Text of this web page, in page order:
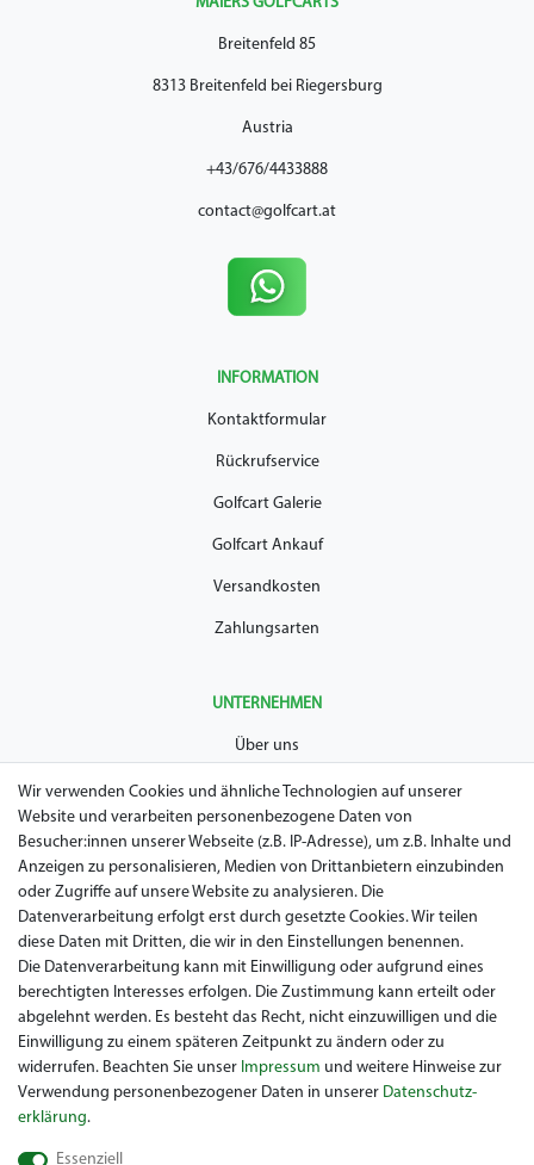
Breitenfeld 85
8313 Breitenfeld bei Riegersburg
Austria
+43/676/4433888
contact@golfcart.at
INFORMATION
Kontaktformular
Rückrufservice
Golfcart Galerie
Golfcart Ankauf
Versandkosten
Zahlungsarten
UNTERNEHMEN
Über uns
AGB
Datenschutz
Impressum
Widerrufsrecht
Garantie / Gewährleistung
Sie suchen ein gebrauchtes Golf Car? Maiers Golfcarts ist Ihr
Wir verwenden Cookies und ähnliche Technologien auf unserer
Website und verarbeiten personenbezogene Daten von
Besucher:innen unserer Webseite (z.B. IP-Adresse), um z.B. Inhalte und
Anzeigen zu personalisieren, Medien von Drittanbietern einzubinden
oder Zugriffe auf unsere Website zu analysieren. Die
Datenverarbeitung erfolgt erst durch gesetzte Cookies. Wir teilen
diese Daten mit Dritten, die wir in den Einstellungen benennen.
Die Datenverarbeitung kann mit Einwilligung oder aufgrund eines
berechtigten Interesses erfolgen. Die Zustimmung kann erteilt oder
abgelehnt werden. Es besteht das Recht, nicht einzuwilligen und die
Einwilligung zu einem späteren Zeitpunkt zu ändern oder zu
widerrufen. Beachten Sie unser Impressum und weitere Hinweise zur
Verwendung personenbezogener Daten in unserer Daten­schutz­
erklärung.
Essenziell